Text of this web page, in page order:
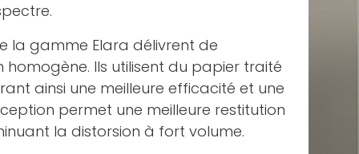
la gamme Elara délivrent de
homogène. Ils utilisent du papier traité
ainsi une meilleure efficacité et une
permet une meilleure restitution
la distorsion à fort volume.